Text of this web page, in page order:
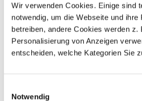
Wir verwenden Cookies. Einige sind
notwendig, um die Webseite und ihre
betreiben, andere Cookies werden z.
Personalisierung von Anzeigen
entscheiden, welche Kategorien Sie
Notwendig
Top Preis-Leistungs-Verhältnis
12 Monate Gewährleistung
Gefahrenmeldeanlagen, wie